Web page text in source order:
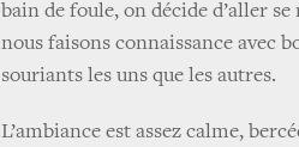
bain de foule, on décide d’aller
nous faisons connaissance avec
souriants les uns que les autres.
L’ambiance est assez calme,